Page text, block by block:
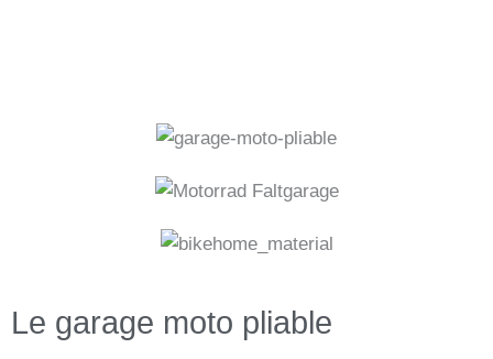
Le garage moto pliable